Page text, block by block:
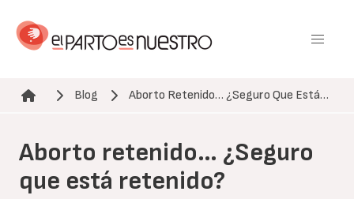
contenido
Ruta de navegación
Blog Aborto Retenido… ¿Seguro Que Está…
Aborto retenido… ¿Seguro
que está retenido?